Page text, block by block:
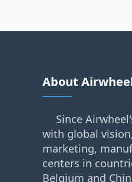
About
Since
with global
marketing,
centers in
Belgium and